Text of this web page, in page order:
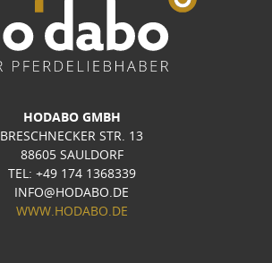
HODABO GMBH
BRESCHNECKER STR. 13
88605 SAULDORF
TEL: +49 174 1368339
INFO@HODABO.DE
WWW.HODABO.DE